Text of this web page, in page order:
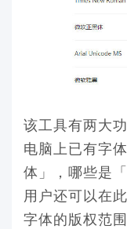
该工具有两大
电脑上已有字
体」，哪些是
用户还可以在
字体的版权范